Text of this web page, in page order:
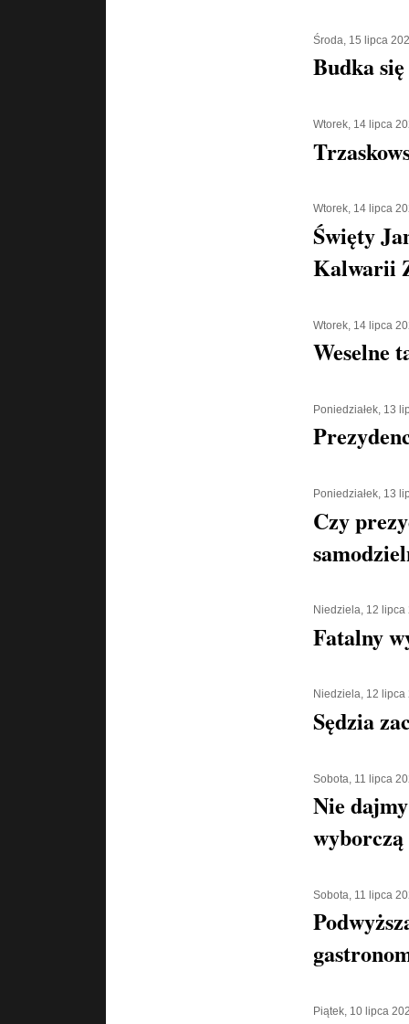
Środa, 15 lipca
Budka
Wtorek, 14 lipca
Wtorek, 14 lipca
Święty
Kalwarii
Wtorek, 14 lipca
Weselne
Poniedziałek, 13
Poniedziałek, 13
Czy
Niedziela, 12 lipca
Fatalny
Niedziela, 12 lipca
Sędzia
Sobota, 11 lipca
Nie
wyborczą
Sobota, 11 lipca
Piątek, 10 lipca